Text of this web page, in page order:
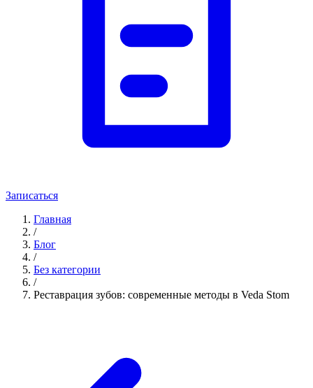
Записаться
Главная
/
Блог
/
Без категории
/
Реставрация зубов: современные методы в Veda Stom